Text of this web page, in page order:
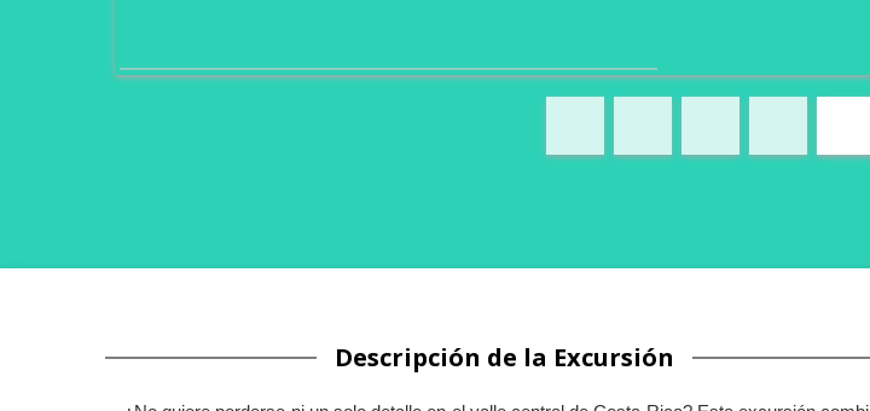
Descripción de la Excursión